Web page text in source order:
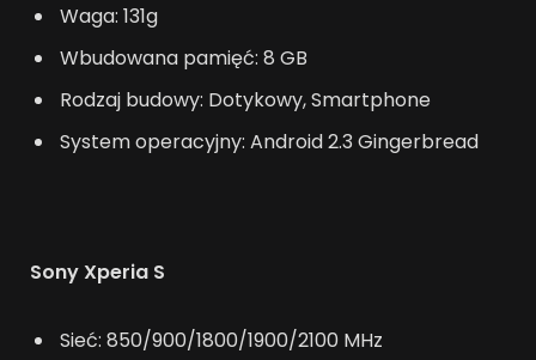
Waga: 131g
Wbudowana pamięć: 8 GB
Rodzaj budowy: Dotykowy, Smartphone
System operacyjny: Android 2.3 Gingerbread
Sony Xperia S
Sieć: 850/900/1800/1900/2100 MHz